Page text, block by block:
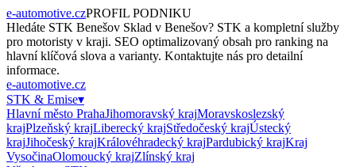
e-automotive.czPROFIL PODNIKU
Hledáte STK Benešov Sklad v Benešov? STK a kompletní služby
pro motoristy v kraji. SEO optimalizovaný obsah pro ranking na
hlavní klíčová slova a varianty. Kontaktujte nás pro detailní
informace.
e-automotive.cz
STK & Emise▾
Hlavní město PrahaJihomoravský krajMoravskoslezský
krajPlzeňský krajLiberecký krajStředočeský krajÚstecký
krajJihočeský krajKrálovéhradecký krajPardubický krajKraj
VysočinaOlomoucký krajZlínský kraj